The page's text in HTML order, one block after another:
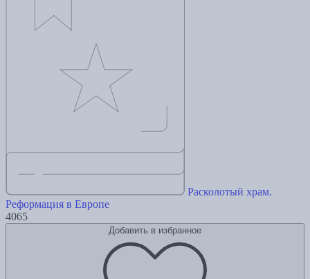
Расколотый храм.
Реформация в Европе
4065
Добавить в избранное